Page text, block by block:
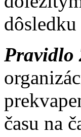
Pravidlo
času na